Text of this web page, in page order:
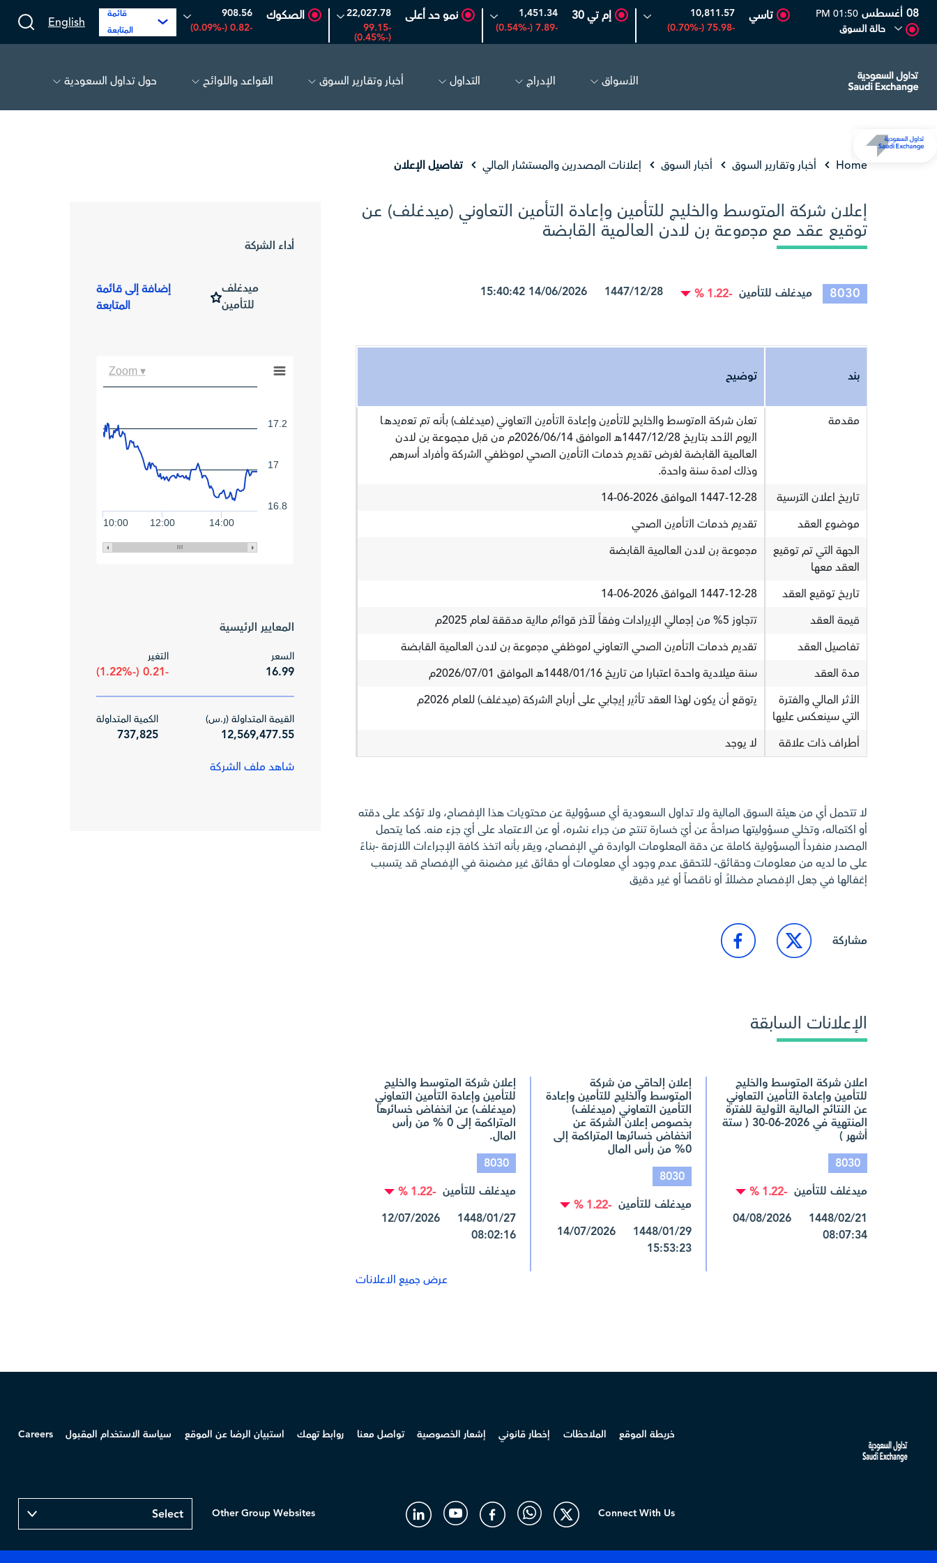
العربية 81.70
08 أغسطس
01:50 PM
حالة السوق
تاسي
10,811.57
-75.98 (-0.70%)
إم تي 30
1,451.34
-7.89 (-0.54%)
نمو حد أعلى
22,027.78
-99.15
(-0.45%)
الصكوك
908.56
-0.82 (-0.09%)
قائمة
المتابعة
English
الأسواق الإدراج التداول أخبار وتقارير السوق القواعد واللوائح حول تداول السعودية
Home أخبار وتقارير السوق أخبار السوق إعلانات المصدرين والمستشار المالي تفاصيل الإعلان
إعلان شركة المتوسط والخليج للتأمين وإعادة التأمين التعاوني (ميدغلف) عن
توقيع عقد مع ﻣﺟﻣوﻋﺔ ﺑن ﻻدن العالمية القابضة
8030 ميدغلف للتأمين -1.22 %
1447/12/28 14/06/2026 15:40:42
بند توضيح
مقدمة
ﺗﻌﻠن ﺷرﻛﺔ اﻟﻣﺗوﺳط واﻟﺧﻠﯾﺞ ﻟﻠﺗﺄﻣﯾن وإﻋﺎدة اﻟﺗﺄﻣﯾن اﻟﺗﻌﺎوني (ميدغلف) بأنه ﺗم ﺗﻌﻣﯾدھﺎ
اﻟﯾوم الأحد بتاريخ 1447/12/28هـ اﻟﻣواﻓﻖ 2026/06/14م ﻣن ﻗﺑل مجموعة بن لادن
العالمية القابضة ﻟﻐرض ﺗﻘدﯾم ﺧدﻣﺎت اﻟﺗﺄﻣﯾن اﻟﺻﺣﻲ ﻟﻣوظﻔﻲ اﻟﺷرﻛﺔ وأﻓراد أﺳرھم
وذﻟك ﻟﻣدة سنة واحدة.
تاريخ اعلان الترسية
1447-12-28 الموافق 2026-06-14
موضوع العقد
ﺗﻘدﯾم ﺧدﻣﺎت اﻟﺗﺄﻣﯾن اﻟﺻﺣﻲ
الجهة التي تم توقيع
العقد معها
ﻣﺟﻣوﻋﺔ ﺑن ﻻدن العالمية القابضة
تاريخ توقيع العقد
1447-12-28 الموافق 2026-06-14
قيمة العقد
ﺗﺗﺟﺎوز 5% ﻣن إﺟﻣﺎﻟﻲ اﻹﯾرادات وﻓﻘﺎً ﻵﺧر ﻗواﺋم ﻣﺎﻟﯾﺔ ﻣدﻗﻘﺔ ﻟﻌﺎم 2025م
تفاصيل العقد
ﺗﻘدﯾم ﺧدﻣﺎت اﻟﺗﺄﻣﯾن اﻟﺻﺣﻲ اﻟﺗﻌﺎوﻧﻲ ﻟﻣوظﻔﻲ ﻣﺟﻣوﻋﺔ ﺑن ﻻدن العالمية القابضة
مدة العقد
سنة ميلادية واحدة اعتبارا من تاريخ 1448/01/16هـ الموافق 2026/07/01م
الأثر المالي والفترة
التي سينعكس عليها
ﯾﺗوﻗﻊ أن ﯾﻛون ﻟﮭذا اﻟﻌﻘد ﺗﺄﺛﯾر إﯾﺟﺎﺑﻲ ﻋﻠﻰ أرﺑﺎح اﻟﺷرﻛﺔ (ميدغلف) ﻟﻠﻌﺎم 2026م
أطراف ذات علاقة لا يوجد
لا تتحمل أي من هيئة السوق المالية ولا تداول السعودية أي مسؤولية عن محتويات هذا الإفصاح، ولا تؤكد على دقته
أو اكتماله، وتخلي مسؤوليتها صراحةً عن أيّ خسارة تنتج من جراء نشره، أو عن الاعتماد على أيّ جزء منه. كما يتحمل
المصدر منفرداً المسؤولية كاملة عن دقة المعلومات الواردة في الإفصاح، ويقر بأنه اتخذ كافة الإجراءات اللازمة -بناءً
على ما لديه من معلومات وحقائق- للتحقق عدم وجود أي معلومات أو حقائق غير مضمنة في الإفصاح قد يتسبب
إغفالها في جعل الإفصاح مضللاً أو ناقصاً أو غير دقيق
مشاركة
الإعلانات السابقة
اعلان شركة المتوسط والخليج
للتأمين وإعادة التأمين التعاوني
عن النتائج المالية الأولية للفترة
المنتهية في 2026-06-30 ( ستة
أشهر )
8030
ميدغلف للتأمين -1.22 %
1448/02/21 04/08/2026
08:07:34
إعلان إلحاقي من شركة
المتوسط والخليج للتأمين وإعادة
التأمين التعاوني (ميدغلف)
بخصوص إعلان الشركة عن
انخفاض خسائرها المتراكمة إلى
0% من رأس المال
8030
ميدغلف للتأمين -1.22 %
1448/01/29 14/07/2026
15:53:23
إعلان شركة المتوسط والخليج
للتأمين وإعادة التأمين التعاوني
(ميدغلف) عن انخفاض خسائرها
المتراكمة إلى 0 % من رأس
المال.
8030
ميدغلف للتأمين -1.22 %
1448/01/27 12/07/2026
08:02:16
عرض جميع الاعلانات
أداء الشركة
ميدغلف
للتأمين
إضافة إلى قائمة
المتابعة
12:00 14:00
10:00
16.8
17
17.2
Zoom ▾
المعايير الرئيسية
السعر
16.99
التغير
-0.21 (-1.22%)
القيمة المتداولة (ر.س)
12,569,477.55
الكمية المتداولة
737,825
شاهد ملف الشركة
خريطة الموقع الملاحظات إخطار قانوني إشعار الخصوصية تواصل معنا روابط تهمك استبيان الرضا عن الموقع سياسة الاستخدام المقبول Careers
Connect With Us
Other Group Websites